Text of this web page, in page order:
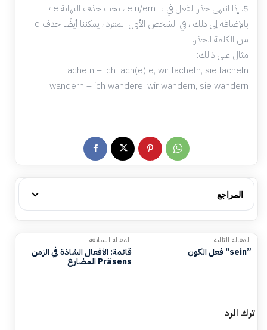
5. إذا انتهى جذر الفعل في بـــ eln/ern ، يجب حذف النهاية e ؛
بالإضافة إلى ذلك ، في الشخص الأول المفرد ، يمكننا أيضًا حذف e
من الكلمة الجذر.
مثال على ذالك:
lächeln – ich läch(e)le, wir lächeln, sie lächeln
wandern – ich wandere, wir wandern, sie wandern
المراجع
المقالة السابقة
قائمة: الأفعال الشاذة في الزمن
المضارع Präsens
المقالة التالية
فعل الكون “sein”
ترك الرد